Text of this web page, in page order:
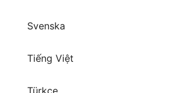
Svenska
Tiếng Việt
Türkçe